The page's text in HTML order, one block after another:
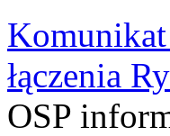
Komunikat
łączenia
OSP